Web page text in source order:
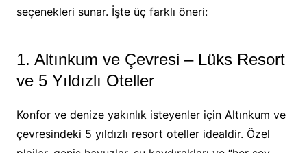
seçenekleri sunar. İşte üç farklı öneri:
1. Altınkum ve Çevresi – Lüks Resort
ve 5 Yıldızlı Oteller
Konfor ve denize yakınlık isteyenler için Altınkum ve
çevresindeki 5 yıldızlı resort oteller idealdir. Özel